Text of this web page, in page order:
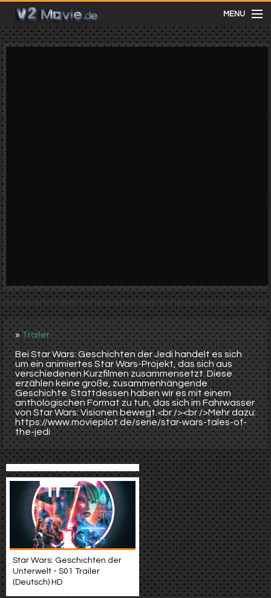
MENU
meist gesehen
Video suchen
»Trailer
Bei Star Wars: Geschichten der Jedi handelt es sich
um ein animiertes Star Wars-Projekt, das sich aus
verschiedenen Kurzfilmen zusammensetzt. Diese
erzählen keine große, zusammenhängende
Geschichte. Stattdessen haben wir es mit einem
anthologischen Format zu tun, das sich im Fahrwasser
von Star Wars: Visionen bewegt.<br /><br />Mehr dazu:
https://www.moviepilot.de/serie/star-wars-tales-of-
the-jedi
Star Wars: Geschichten der
Unterwelt - S01 Trailer
(Deutsch) HD